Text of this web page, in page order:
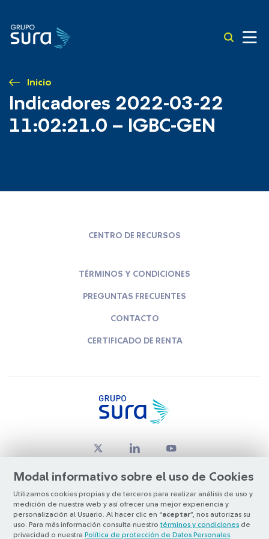
Inicio
Indicadores 2022-03-22
11:02:21.0 – IGBC-GEN
Modal informativo sobre el uso de Cookies
Utilizamos cookies propias y de terceros para realizar análisis de uso y
medición de nuestra web y así ofrecer una mejor experiencia y
personalización al Usuario. Al hacer clic en “aceptar”, nos autorizas su
uso. Para más información consulta nuestro términos y condiciones de
privacidad o nuestra Política de protección de Datos Personales
CENTRO DE RECURSOS
TÉRMINOS Y CONDICIONES
PREGUNTAS FRECUENTES
CONTACTO
CERTIFICADO DE RENTA
© Copyright Grupo SURA 2026